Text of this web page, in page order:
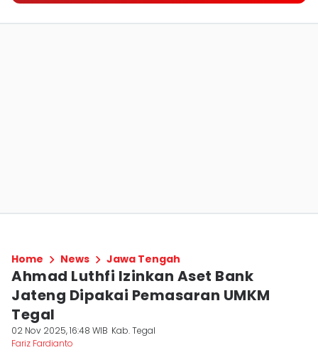
Home News Jawa Tengah
Ahmad Luthfi Izinkan Aset Bank
Jateng Dipakai Pemasaran UMKM
Tegal
02 Nov 2025, 16:48 WIB Kab. Tegal
Fariz Fardianto